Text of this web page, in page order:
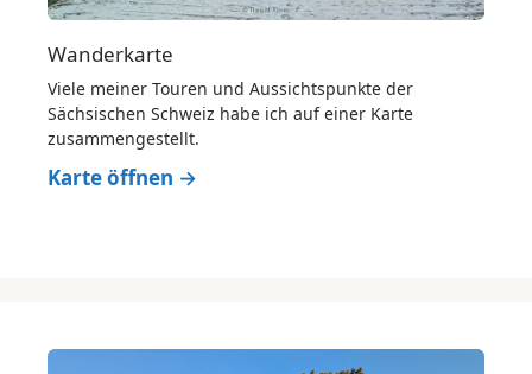
Wanderkarte
Viele meiner Touren und Aussichtspunkte der
Sächsischen Schweiz habe ich auf einer Karte
zusammengestellt.
Karte öffnen →